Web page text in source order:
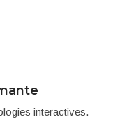
interactives.